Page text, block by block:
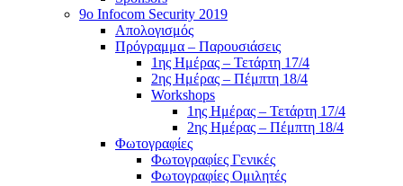
9ο Infocom Security 2019
Απολογισμός
Πρόγραμμα – Παρουσιάσεις
1ης Ημέρας – Τετάρτη 17/4
2ης Ημέρας – Πέμπτη 18/4
Workshops
1ης Ημέρας – Τετάρτη 17/4
2ης Ημέρας – Πέμπτη 18/4
Φωτογραφίες
Φωτογραφίες Γενικές
Φωτογραφίες Ομιλητές